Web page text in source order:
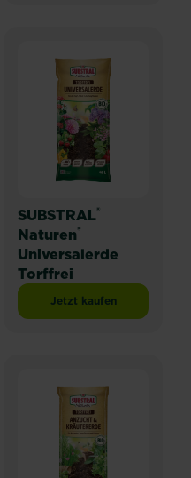
SUBSTRAL®
Naturen®
Universalerde
Torffrei
Jetzt kaufenSUBSTRAL®